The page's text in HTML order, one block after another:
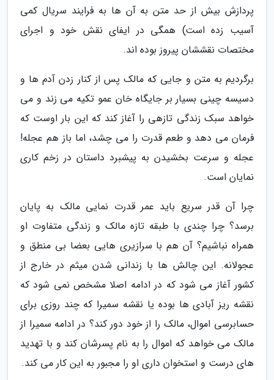
پردازش بیش از حد متن به آن ها به فرایند سریال کمی
آسیب زده است) همگی در ایفای نقش خود و اجرای
مختصات نقششان پیروز بوده اند.
برگردیم به متن و جایی که مالک پس از کنار زدن آدم ها و
دسیسه چینی بسیار بر جایگاه خان عمو تکیه می زند و می
خواهد سبک زندگی تازهی را آغاز کند که این بار اوست که
فرمان می دهد و طعم قدرت را می چشد، اما باز هم عجله!
عجله و سرعت بخشیدن به پیشبرد داستان در زخم کاری
نمایان است.
چرا آن قدر سریع باید عمر قدرت نمایی مالک به پایان
برسد؟ چرا چندی با طبقه تازه مالک و زندگی متفاوت او
همراه نباشیم؟ آن هم با سرازیری هایی بعضا بی منطق و
عجولانه. این چالش ها با زندانی شدن میثم در خارج از
کشور آغاز می شود که در ادامه اصلا مشخص نمی شود که
نقشه ریز آبادی ها بوده یا نقشه سمیرا که چند روزی برای
حسابرسی اموال، مالک را از خود دور کند؟ در ادامه سمیرا از
مالک می خواهد که اموال را به نام پسرشان کند و با تهدید
های درست و استخوان داری او را مجبور به این کار می کند.